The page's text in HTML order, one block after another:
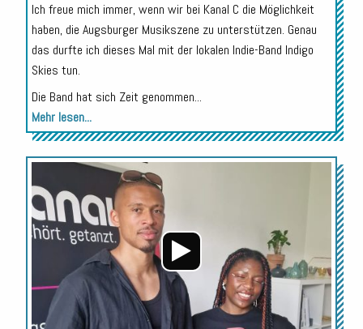
Ich freue mich immer, wenn wir bei Kanal C die Möglichkeit
haben, die Augsburger Musikszene zu unterstützen. Genau
das durfte ich dieses Mal mit der lokalen Indie-Band Indigo
Skies tun.
Die Band hat sich Zeit genommen...
Mehr lesen...
Audio-
Player